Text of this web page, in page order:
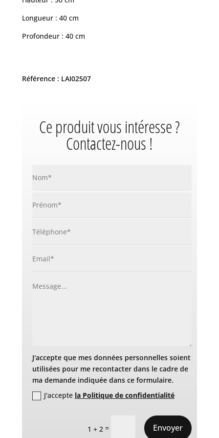
Longueur : 40 cm
Profondeur : 40 cm
Référence : LAI02507
Ce produit vous intéresse ?
Contactez-nous !
J'accepte que mes données personnelles soient
utilisées pour me recontacter dans le cadre de
ma demande indiquée dans ce formulaire.
J'accepte la Politique de confidentialité
1 + 2 = Envoyer